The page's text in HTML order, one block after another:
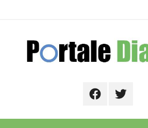
FacebookTwitter